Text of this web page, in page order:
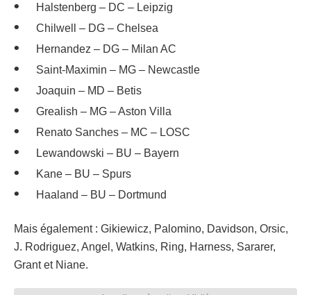
Halstenberg – DC – Leipzig
Chilwell – DG – Chelsea
Hernandez – DG – Milan AC
Saint-Maximin – MG – Newcastle
Joaquin – MD – Betis
Grealish – MG – Aston Villa
Renato Sanches – MC – LOSC
Lewandowski – BU – Bayern
Kane – BU – Spurs
Haaland – BU – Dortmund
Mais également : Gikiewicz, Palomino, Davidson, Orsic,
J. Rodriguez, Angel, Watkins, Ring, Harness, Sararer,
Grant et Niane.